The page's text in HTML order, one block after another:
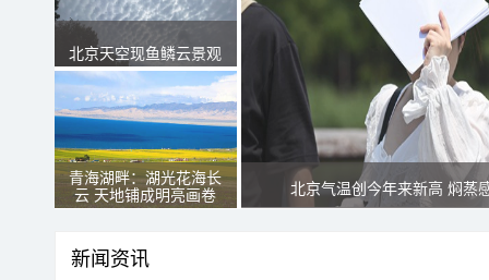
北京天空现鱼鳞云景观
青海湖畔：湖光花海长
云 天地铺成明亮画卷
北京气温创今年来新高 焖蒸
新闻资讯